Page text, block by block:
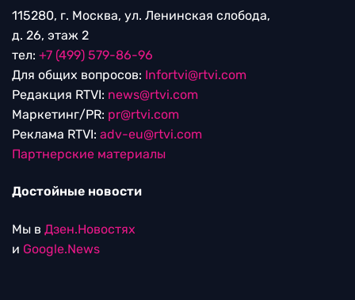
115280, г. Москва, ул. Ленинская слобода,
д. 26, этаж 2
тел: +7 (499) 579-86-96
Для общих вопросов: Infortvi@rtvi.com
Редакция RTVI: news@rtvi.com
Маркетинг/PR: pr@rtvi.com
Реклама RTVI: adv-eu@rtvi.com
Партнерские материалы
Достойные новости
Мы в Дзен.Новостях
и Google.News